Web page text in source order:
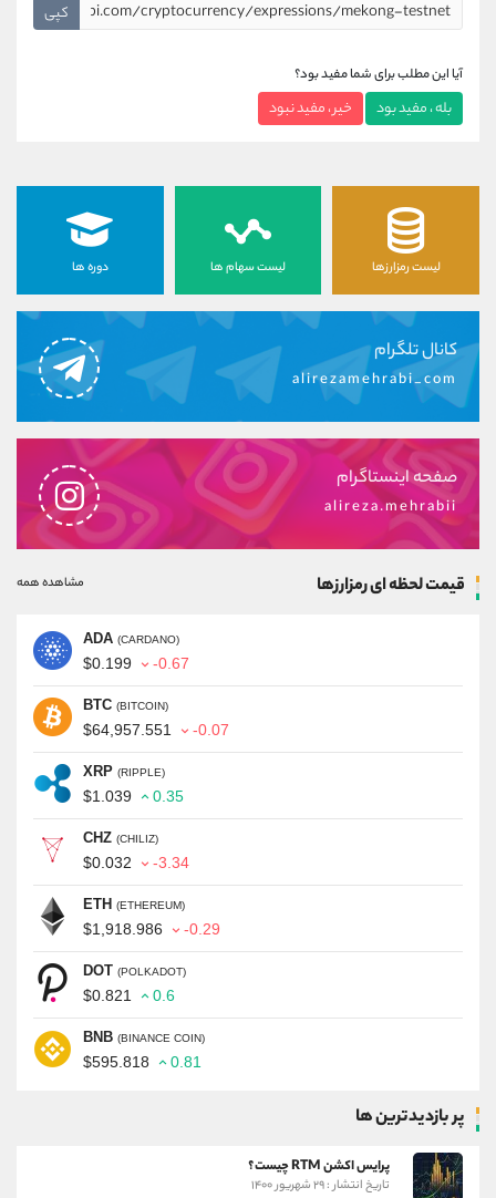
کپی
آیا این مطلب برای شما مفید بود؟
بله ، مفید بود خیر ، مفید نبود
لیست رمزارزها لیست سهام ها دوره ها
کانال تلگرام
alirezamehrabi_com
صفحه اینستاگرام
alireza.mehrabii
قیمت لحظه ای رمزارزها مشاهده همه
ADA (CARDANO)
$0.199 -0.67
BTC (BITCOIN)
$64,957.551 -0.07
XRP (RIPPLE)
$1.039 0.35
CHZ (CHILIZ)
$0.032 -3.34
ETH (ETHEREUM)
$1,918.986 -0.29
DOT (POLKADOT)
$0.821 0.6
BNB (BINANCE COIN)
$595.818 0.81
پر بازدیدترین ها
پرایس اکشن RTM چیست؟
تاریخ انتشار : ۲۹ شهریور ۱۴۰۰